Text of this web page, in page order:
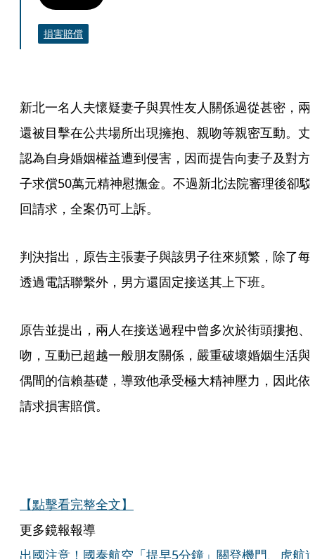
損害賠償
新北一名人夫懷疑妻子與異性友人關係過從甚密，兩
還被目擊在公共場所出現擁抱、親吻等親密互動。丈
認為自身婚姻權益遭到侵害，因而提告向妻子及對方
子求償50萬元精神慰撫金。不過新北法院審理後卻駁
回請求，全案仍可上訴。
判決指出，原告主張妻子與該男子往來頻繁，除了每
透過電話聯繫外，男方還固定接送其上下班。
原告並提出，兩人在接送過程中曾多次於街頭摟抱、
吻，互動已超越一般朋友關係，嚴重破壞婚姻生活與
偶間的信賴基礎，導致他承受極大精神壓力，因此依
請求損害賠償。
【點擊看完整全文】
更多鏡報報導
出國注意！國泰航空「提早5分鐘」關登機門、虎航